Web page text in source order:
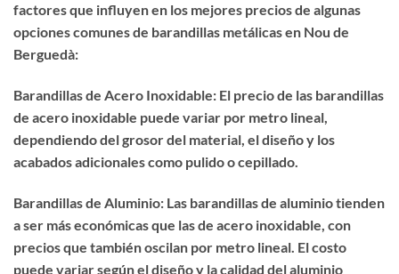
factores que influyen en los mejores precios de algunas
opciones comunes de barandillas metálicas en Nou de
Berguedà:
Barandillas de Acero Inoxidable: El precio de las barandillas
de acero inoxidable puede variar por metro lineal,
dependiendo del grosor del material, el diseño y los
acabados adicionales como pulido o cepillado.
Barandillas de Aluminio: Las barandillas de aluminio tienden
a ser más económicas que las de acero inoxidable, con
precios que también oscilan por metro lineal. El costo
puede variar según el diseño y la calidad del aluminio